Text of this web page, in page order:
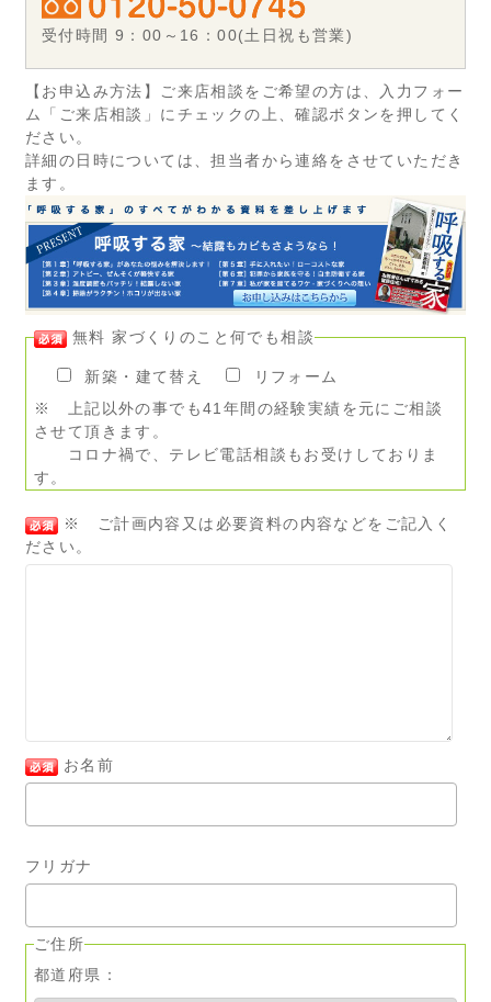
受付時間 9：00～16：00(土日祝も営業)
【お申込み方法】ご来店相談をご希望の方は、入力フォー
ム「ご来店相談」にチェックの上、確認ボタンを押してく
ださい。
詳細の日時については、担当者から連絡をさせていただき
ます。
無料 家づくりのこと何でも相談
新築・建て替え
リフォーム
※ 上記以外の事でも41年間の経験実績を元にご相談
させて頂きます。
コロナ禍で、テレビ電話相談もお受けしておりま
す。
※ ご計画内容又は必要資料の内容などをご記入く
ださい。
お名前
フリガナ
ご住所
都道府県：